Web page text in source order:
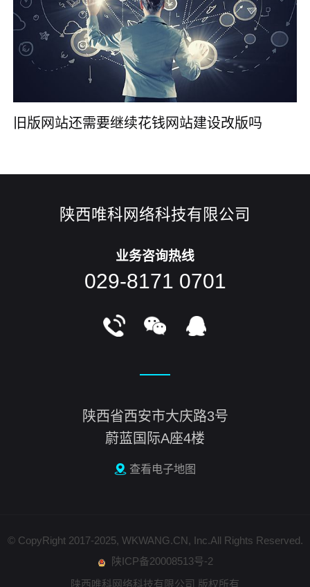
旧版网站还需要继续花钱网站建设改版吗
陕西唯科网络科技有限公司
业务咨询热线
029-8171 0701
陕西省西安市大庆路3号
蔚蓝国际A座4楼
查看电子地图
© CopyRight 2017-2025, WKWANG.CN, Inc.All Rights Reserved.
陕ICP备20008513号-2
陕西唯科网络科技有限公司 版权所有